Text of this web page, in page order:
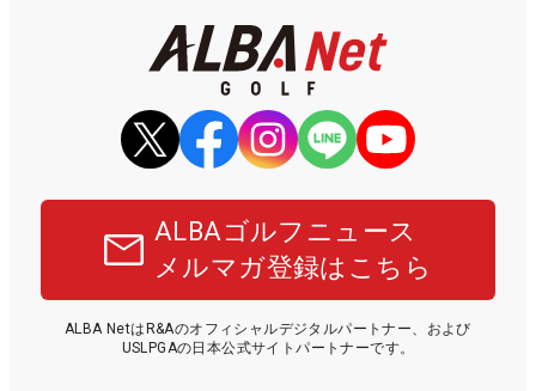
ALBAゴルフニュース
メルマガ登録はこちら
ALBA NetはR&Aのオフィシャルデジタルパートナー、および
USLPGAの日本公式サイトパートナーです。